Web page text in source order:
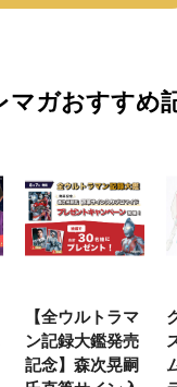
マガおすすめ
【全ウルトラマ
ン記録大鑑発売
記念】森次晃嗣